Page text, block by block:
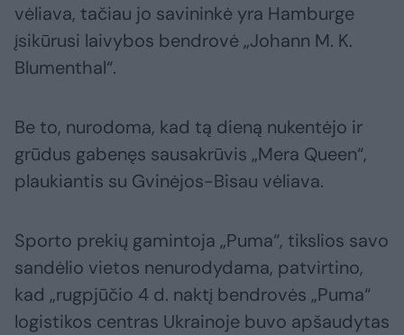
vėliava, tačiau jo savininkė yra Hamburge
įsikūrusi laivybos bendrovė „Johann M. K.
Blumenthal“.
Be to, nurodoma, kad tą dieną nukentėjo ir
grūdus gabenęs sausakrūvis „Mera Queen“,
plaukiantis su Gvinėjos-Bisau vėliava.
Sporto prekių gamintoja „Puma“, tikslios savo
sandėlio vietos nenurodydama, patvirtino,
kad „rugpjūčio 4 d. naktį bendrovės „Puma“
logistikos centras Ukrainoje buvo apšaudytas